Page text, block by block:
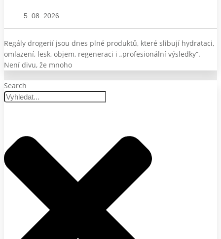
5. 08. 2026
Regály drogerií jsou dnes plné produktů, které slibují hydrataci,
omlazení, lesk, objem, regeneraci i „profesionální výsledky“.
Není divu, že mnoho
Search